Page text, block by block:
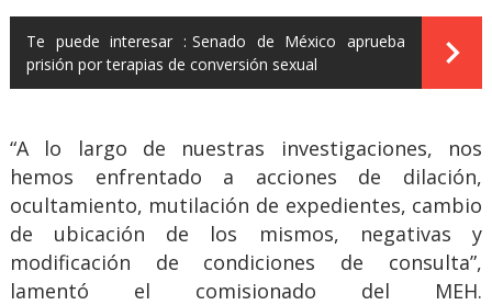
Te puede interesar : Senado de México aprueba
prisión por terapias de conversión sexual
“A lo largo de nuestras investigaciones, nos
hemos enfrentado a acciones de dilación,
ocultamiento, mutilación de expedientes, cambio
de ubicación de los mismos, negativas y
modificación de condiciones de consulta”,
lamentó el comisionado del MEH.